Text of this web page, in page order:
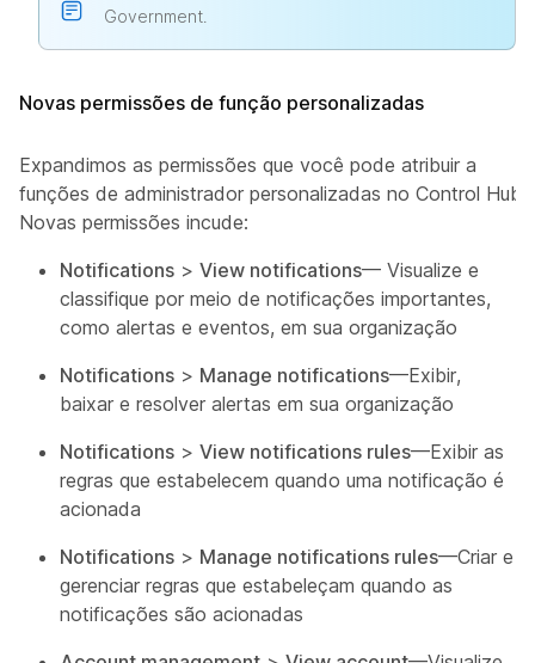
Government.
Novas permissões de função personalizadas
Expandimos as permissões que você pode atribuir a
funções de administrador personalizadas no Control Hub.
Novas permissões incude:
Notifications > View notifications— Visualize e
classifique por meio de notificações importantes,
como alertas e eventos, em sua organização
Notifications > Manage notifications—Exibir,
baixar e resolver alertas em sua organização
Notifications > View notifications rules—Exibir as
regras que estabelecem quando uma notificação é
acionada
Notifications > Manage notifications rules—Criar e
gerenciar regras que estabeleçam quando as
notificações são acionadas